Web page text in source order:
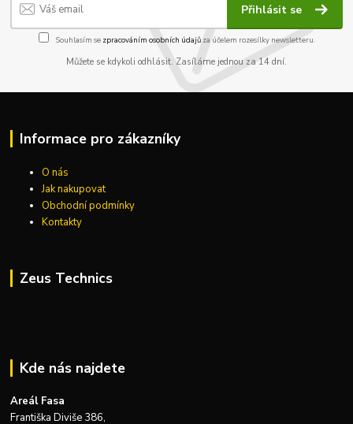
Přihlásit se
Souhlasím se zpracováním osobních údajůza účelem rozesílky newsletteru.
Můžete se kdykoli odhlásit. Zasíláme jednou za 14 dní.
Informace pro zákazníky
O nás
Jak nakupovat
Obchodní podmínky
Kontakty
Zeus Technics
Kde nás najdete
Areál Fasa
Františka Diviše 386,